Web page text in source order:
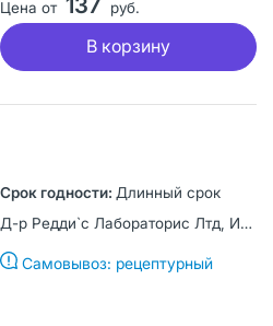
Цена от руб.
В корзину
Длинный срок
Д-р Редди`с Лабораторис Лтд, Индия
Самовывоз: рецептурный